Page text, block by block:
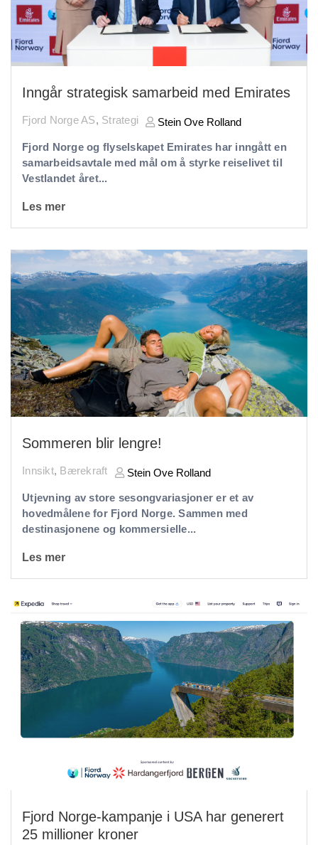
Inngår strategisk samarbeid med Emirates
Fjord Norge AS, Strategi Stein Ove Rolland
Fjord Norge og flyselskapet Emirates har inngått en
samarbeidsavtale med mål om å styrke reiselivet til
Vestlandet året...
Les mer
Sommeren blir lengre!
Innsikt, Bærekraft Stein Ove Rolland
Utjevning av store sesongvariasjoner er et av
hovedmålene for Fjord Norge. Sammen med
destinasjonene og kommersielle...
Les mer
Fjord Norge-kampanje i USA har generert
25 millioner kroner